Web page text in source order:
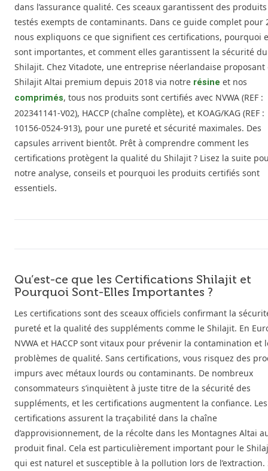
dans l’assurance qualité. Ces sceaux garantissent des produits
testés exempts de contaminants. Dans ce guide complet pour
nous expliquons ce que signifient ces certifications, pourquoi
sont importantes, et comment elles garantissent la sécurité du
Shilajit. Chez Vitadote, une entreprise néerlandaise proposant
Shilajit Altai premium depuis 2018 via notre résine et nos
comprimés, tous nos produits sont certifiés avec NVWA (REF :
202341141-V02), HACCP (chaîne complète), et KOAG/KAG (REF :
10156-0524-913), pour une pureté et sécurité maximales. Des
capsules arrivent bientôt. Prêt à comprendre comment les
certifications protègent la qualité du Shilajit ? Lisez la suite
notre analyse, conseils et pourquoi les produits certifiés sont
essentiels.
Qu’est-ce que les Certifications Shilajit et
Pourquoi Sont-Elles Importantes ?
Les certifications sont des sceaux officiels confirmant la
pureté et la qualité des suppléments comme le Shilajit. En
NVWA et HACCP sont vitaux pour prévenir la contamination et
problèmes de qualité. Sans certifications, vous risquez des
impurs avec métaux lourds ou contaminants. De nombreux
consommateurs s’inquiètent à juste titre de la sécurité des
suppléments, et les certifications augmentent la confiance. Les
certifications assurent la traçabilité dans la chaîne
d’approvisionnement, de la récolte dans les Montagnes Altai
produit final. Cela est particulièrement important pour le
qui est naturel et susceptible à la pollution lors de l’extraction.